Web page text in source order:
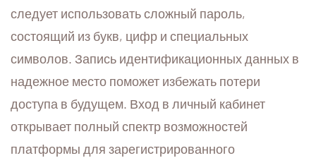
следует использовать сложный пароль,
состоящий из букв, цифр и специальных
символов. Запись идентификационных данных в
надежное место поможет избежать потери
доступа в будущем. Вход в личный кабинет
открывает полный спектр возможностей
платформы для зарегистрированного